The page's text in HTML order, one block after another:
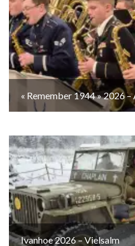
« Remember 1944 » 2026 –
Ivanhoe 2026 – Vielsalm